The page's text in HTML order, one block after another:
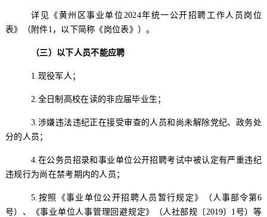
详见《 黄州区事业单位 2024年统一公开招聘工作人员岗位
表》
（ 附件1 ， 以下简称《岗位表》 ）。
（三）以下人员不能应聘
1.现役军人；
2.全日制高校在读的非应届毕业生；
3.涉嫌违法违纪正在接受审查的人员和尚未解除党纪、政务处
分的人员；
4.在公务员招录和事业单位公开招聘考试中被认定有严重违纪
违规行为尚在禁考期内的人员；
5. 按照《事业单位公开招聘人员暂行规定》 （人事部令第6
号） 、《事业单位人事管理回避规定》 （人社部规〔 2019〕 1号） 等